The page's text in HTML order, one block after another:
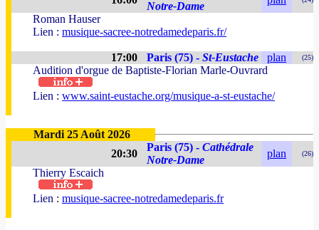
Notre-Dame
Roman Hauser
Lien : musique-sacree-notredamedeparis.fr/
17:00 Paris (75) - St-Eustache plan (25)
Audition d'orgue de Baptiste-Florian Marle-Ouvrard
Lien : www.saint-eustache.org/musique-a-st-eustache/
Mardi 25 Août 2026
20:30
Paris (75) - Cathédrale
Notre-Dame
plan (26)
Thierry Escaich
Lien : musique-sacree-notredamedeparis.fr